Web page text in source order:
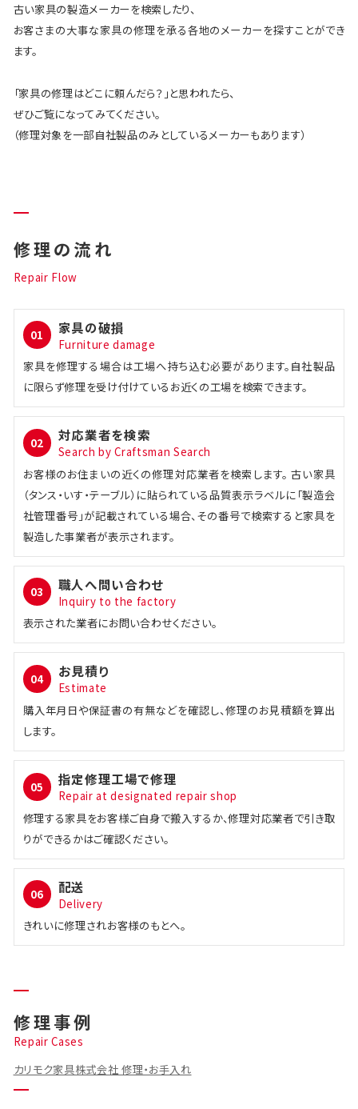
古い家具の製造メーカーを検索したり、
お客さまの大事な家具の修理を承る各地のメーカーを探すことができ
ます。
「家具の修理はどこに頼んだら？」と思われたら、
ぜひご覧になってみてください。
（修理対象を一部自社製品のみとしているメーカーもあります）
修理の流れ
Repair Flow
01 家具の破損
Furniture damage
家具を修理する場合は工場へ持ち込む必要があります。自社製品
に限らず修理を受け付けているお近くの工場を検索できます。
02 対応業者を検索
Search by Craftsman Search
お客様のお住まいの近くの修理対応業者を検索します。 古い家具
（タンス・いす・テーブル）に貼られている品質表示ラベルに「製造会
社管理番号」が記載されている場合、その番号で検索すると家具を
製造した事業者が表示されます。
03 職人へ問い合わせ
Inquiry to the factory
表示された業者にお問い合わせください。
04 お見積り
Estimate
購入年月日や保証書の有無などを確認し、修理のお見積額を算出
します。
05 指定修理工場で修理
Repair at designated repair shop
修理する家具をお客様ご自身で搬入するか、修理対応業者で引き取
りができるかはご確認ください。
06 配送
Delivery
きれいに修理されお客様のもとへ。
修理事例
Repair Cases
カリモク家具株式会社 修理・お手入れ